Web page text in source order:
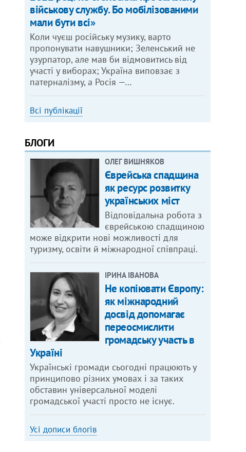
військову службу. Бо мобілізованими
мали бути всі»
Коли чуєш російську музику, варто
пропонувати навушники; Зеленський не
узурпатор, але мав би відмовитись від
участі у виборах; Україна виповзає з
патерналізму, а Росія —…
Всі публікації
БЛОГИ
ОЛЕГ ВИШНЯКОВ
Єврейська спадщина
як ресурс розвитку
українських міст
Відповідальна робота з
єврейською спадщиною
може відкрити нові можливості для
туризму, освіти й міжнародної співпраці.
ІРИНА ІВАНОВА
Не копіювати Європу:
як міжнародний
досвід допомагає
переосмислити
громадську участь в
Україні
Українські громади сьогодні працюють у
принципово різних умовах і за таких
обставин універсальної моделі
громадської участі просто не існує.
Усі дописи блогів